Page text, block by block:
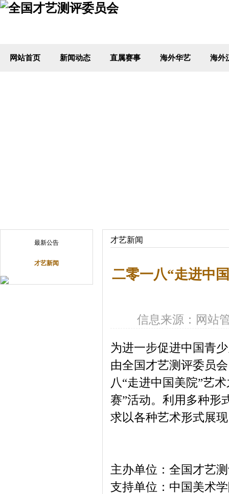
网站首页 新闻动态 直属赛事 海外华艺 海外
最新公告
才艺新闻
才艺新闻
二零一八“走进中
信息来源：网站
为进一步促进中国青
由全国才艺测评委员
八“走进中国美院”艺
赛”活动。利用多种形
求以各种艺术形式展
主办单位：全国才艺
支持单位：中国美术